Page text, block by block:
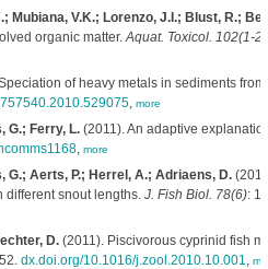
Mubiana, V.K.; Lorenzo, J.I.; Blust, R.;
organic matter.Aquat. Toxicol. 102(1-2)
of heavy metals in sediments
, more
G.; Ferry, L.(2011). An adaptive
, more
G.; Aerts, P.; Herrel, A.; Adriaens, D.
different snout lengths. J. Fish Biol. 78(6):
D.(2011). Piscivorous cyprinid fish
dx.doi.org/10.1016/j.zool.2010.10.001,